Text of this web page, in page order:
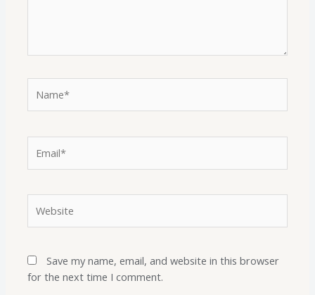
Save my name, email, and website in this browser
for the next time I comment.